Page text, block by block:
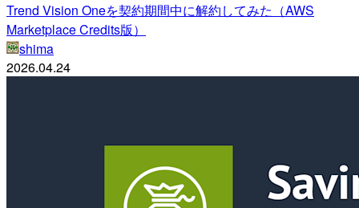
Trend Vision Oneを契約期間中に解約してみた（AWS
Marketplace Credits版）
shima
2026.04.24